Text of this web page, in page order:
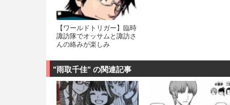
【ワールドトリガー】臨時
諏訪隊でオッサムと諏訪さ
んの絡みが楽しみ
"雨取千佳" の関連記事